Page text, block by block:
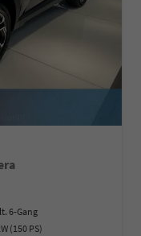
6-Gang
(150 PS)